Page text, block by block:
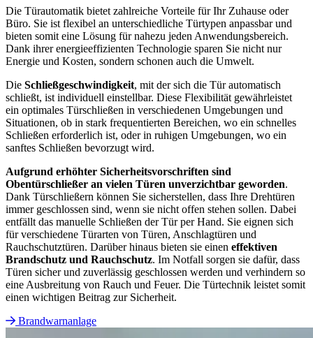
Die Türautomatik bietet zahlreiche Vorteile für Ihr Zuhause oder
Büro. Sie ist flexibel an unterschiedliche Türtypen anpassbar und
bieten somit eine Lösung für nahezu jeden Anwendungsbereich.
Dank ihrer energieeffizienten Technologie sparen Sie nicht nur
Energie und Kosten, sondern schonen auch die Umwelt.
Die Schließgeschwindigkeit, mit der sich die Tür automatisch
schließt, ist individuell einstellbar. Diese Flexibilität gewährleistet
ein optimales Türschließen in verschiedenen Umgebungen und
Situationen, ob in stark frequentierten Bereichen, wo ein schnelles
Schließen erforderlich ist, oder in ruhigen Umgebungen, wo ein
sanftes Schließen bevorzugt wird.
Aufgrund erhöhter Sicherheitsvorschriften sind
Obentürschließer an vielen Türen unverzichtbar geworden.
Dank Türschließern können Sie sicherstellen, dass Ihre Drehtüren
immer geschlossen sind, wenn sie nicht offen stehen sollen. Dabei
entfällt das manuelle Schließen der Tür per Hand. Sie eignen sich
für verschiedene Türarten von Türen, Anschlagtüren und
Rauchschutztüren. Darüber hinaus bieten sie einen effektiven
Brandschutz und Rauchschutz. Im Notfall sorgen sie dafür, dass
Türen sicher und zuverlässig geschlossen werden und verhindern so
eine Ausbreitung von Rauch und Feuer. Die Türtechnik leistet somit
einen wichtigen Beitrag zur Sicherheit.
Brandwarnanlage